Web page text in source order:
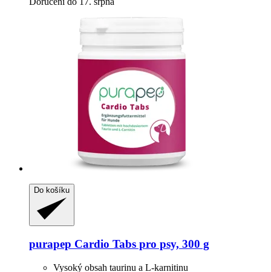
Do košíku
purapep Cardio Tabs pro psy, 300 g
Vysoký obsah taurinu a L-karnitinu